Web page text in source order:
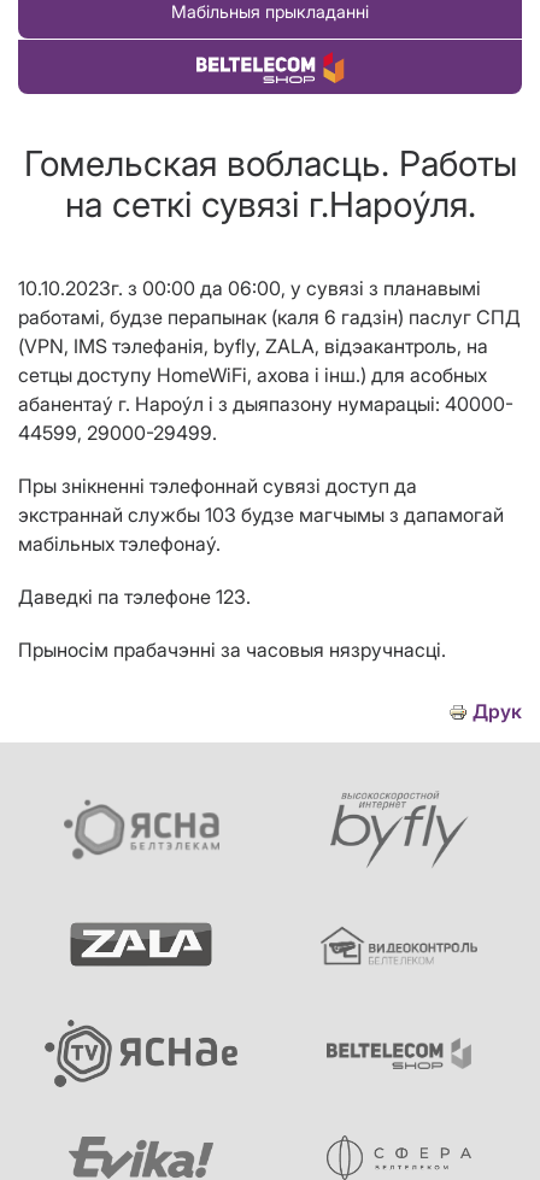
Мабільныя прыкладанні
Купіць тавар
Гомельская вобласць. Работы
на сеткi сувязi г.Нароýля.
10.10.2023г. з 00:00 да 06:00, у сувязi з планавымi
работамi, будзе перапынак (каля 6 гадзiн) паслуг СПД
(VPN, IMS тэлефанiя, byfly, ZALA, вiдэакантроль, на
сетцы доступу HomeWiFi, ахова i iнш.) для асобных
абанентаý г. Нароýл i з дыяпазону нумарацыi: 40000-
44599, 29000-29499.
Пры знiкненнi тэлефоннай сувязi доступ да
экстраннай службы 103 будзе магчымы з дапамогай
мабiльных тэлефонаý.
Даведкi па тэлефоне 123.
Прыноciм прабачэннi за часовыя нязручнасцi.
Друк